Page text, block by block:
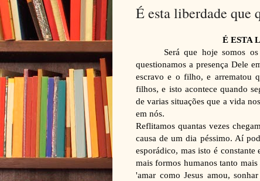
É esta liberdade que
É ESTA
Será que hoje somos
questionamos a presença Dele
escravo e o filho, e arrematou
filhos, e isto acontece quando
de varias situações que a vida
em nós.
Reflitamos quantas vezes
causa de um dia péssimo. Aí
esporádico, mas isto é constante
mais formos humanos tanto
'amar como Jesus amou,